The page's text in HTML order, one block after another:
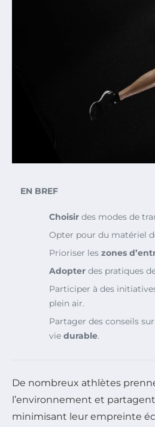
EN BREF
Choisir des modes de
Opter pour du matériel
Prioriser les zones
Adopter des pratiques
Participer à des
plein air.
Partager des conseils
vie durable.
De nombreux athlètes
l’environnement et
minimisant leur empreinte